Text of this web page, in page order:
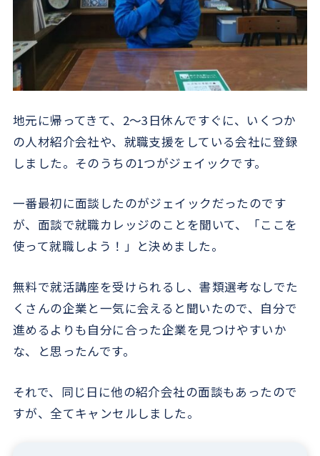
地元に帰ってきて、2～3日休んですぐに、いくつか
の人材紹介会社や、就職支援をしている会社に登録
しました。そのうちの1つがジェイックです。
一番最初に面談したのがジェイックだったのです
が、面談で就職カレッジのことを聞いて、「ここを
使って就職しよう！」と決めました。
無料で就活講座を受けられるし、書類選考なしでた
くさんの企業と一気に会えると聞いたので、自分で
進めるよりも自分に合った企業を見つけやすいか
な、と思ったんです。
それで、同じ日に他の紹介会社の面談もあったので
すが、全てキャンセルしました。